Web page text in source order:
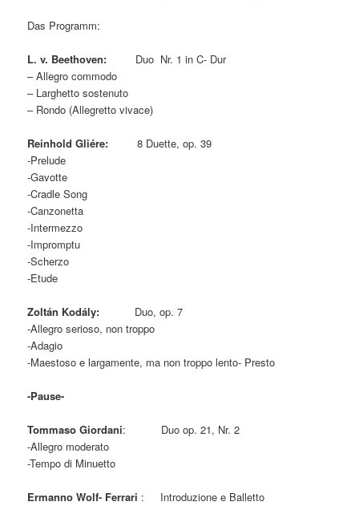
Das Programm:
L. v. Beethoven: Duo Nr. 1 in C- Dur
– Allegro commodo
– Larghetto sostenuto
– Rondo (Allegretto vivace)
Reinhold Gliére: 8 Duette, op. 39
-Prelude
-Gavotte
-Cradle Song
-Canzonetta
-Intermezzo
-Impromptu
-Scherzo
-Etude
Zoltán Kodály: Duo, op. 7
-Allegro serioso, non troppo
-Adagio
-Maestoso e largamente, ma non troppo lento- Presto
-Pause-
Tommaso Giordani: Duo op. 21, Nr. 2
-Allegro moderato
-Tempo di Minuetto
Ermanno Wolf- Ferrari : Introduzione e Balletto